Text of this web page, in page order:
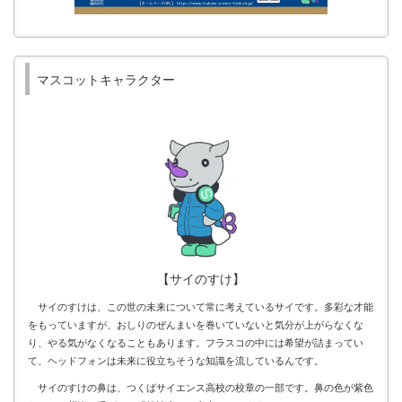
マスコットキャラクター
【サイのすけ】
サイのすけは、この世の未来について常に考えているサイです。多彩な才能
をもっていますが、おしりのぜんまいを巻いていないと気分が上がらなくな
り、やる気がなくなることもあります。フラスコの中には希望が詰まってい
て、ヘッドフォンは未来に役立ちそうな知識を流しているんです。
サイのすけの鼻は、つくばサイエンス高校の校章の一部です。鼻の色が紫色